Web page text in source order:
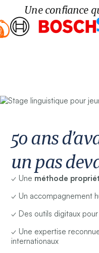
Une confiance
50 ans
un pas
✓ Une méthode
✓ Un accompagnement
✓ Des outils digitaux
✓ Une expertise
internationaux